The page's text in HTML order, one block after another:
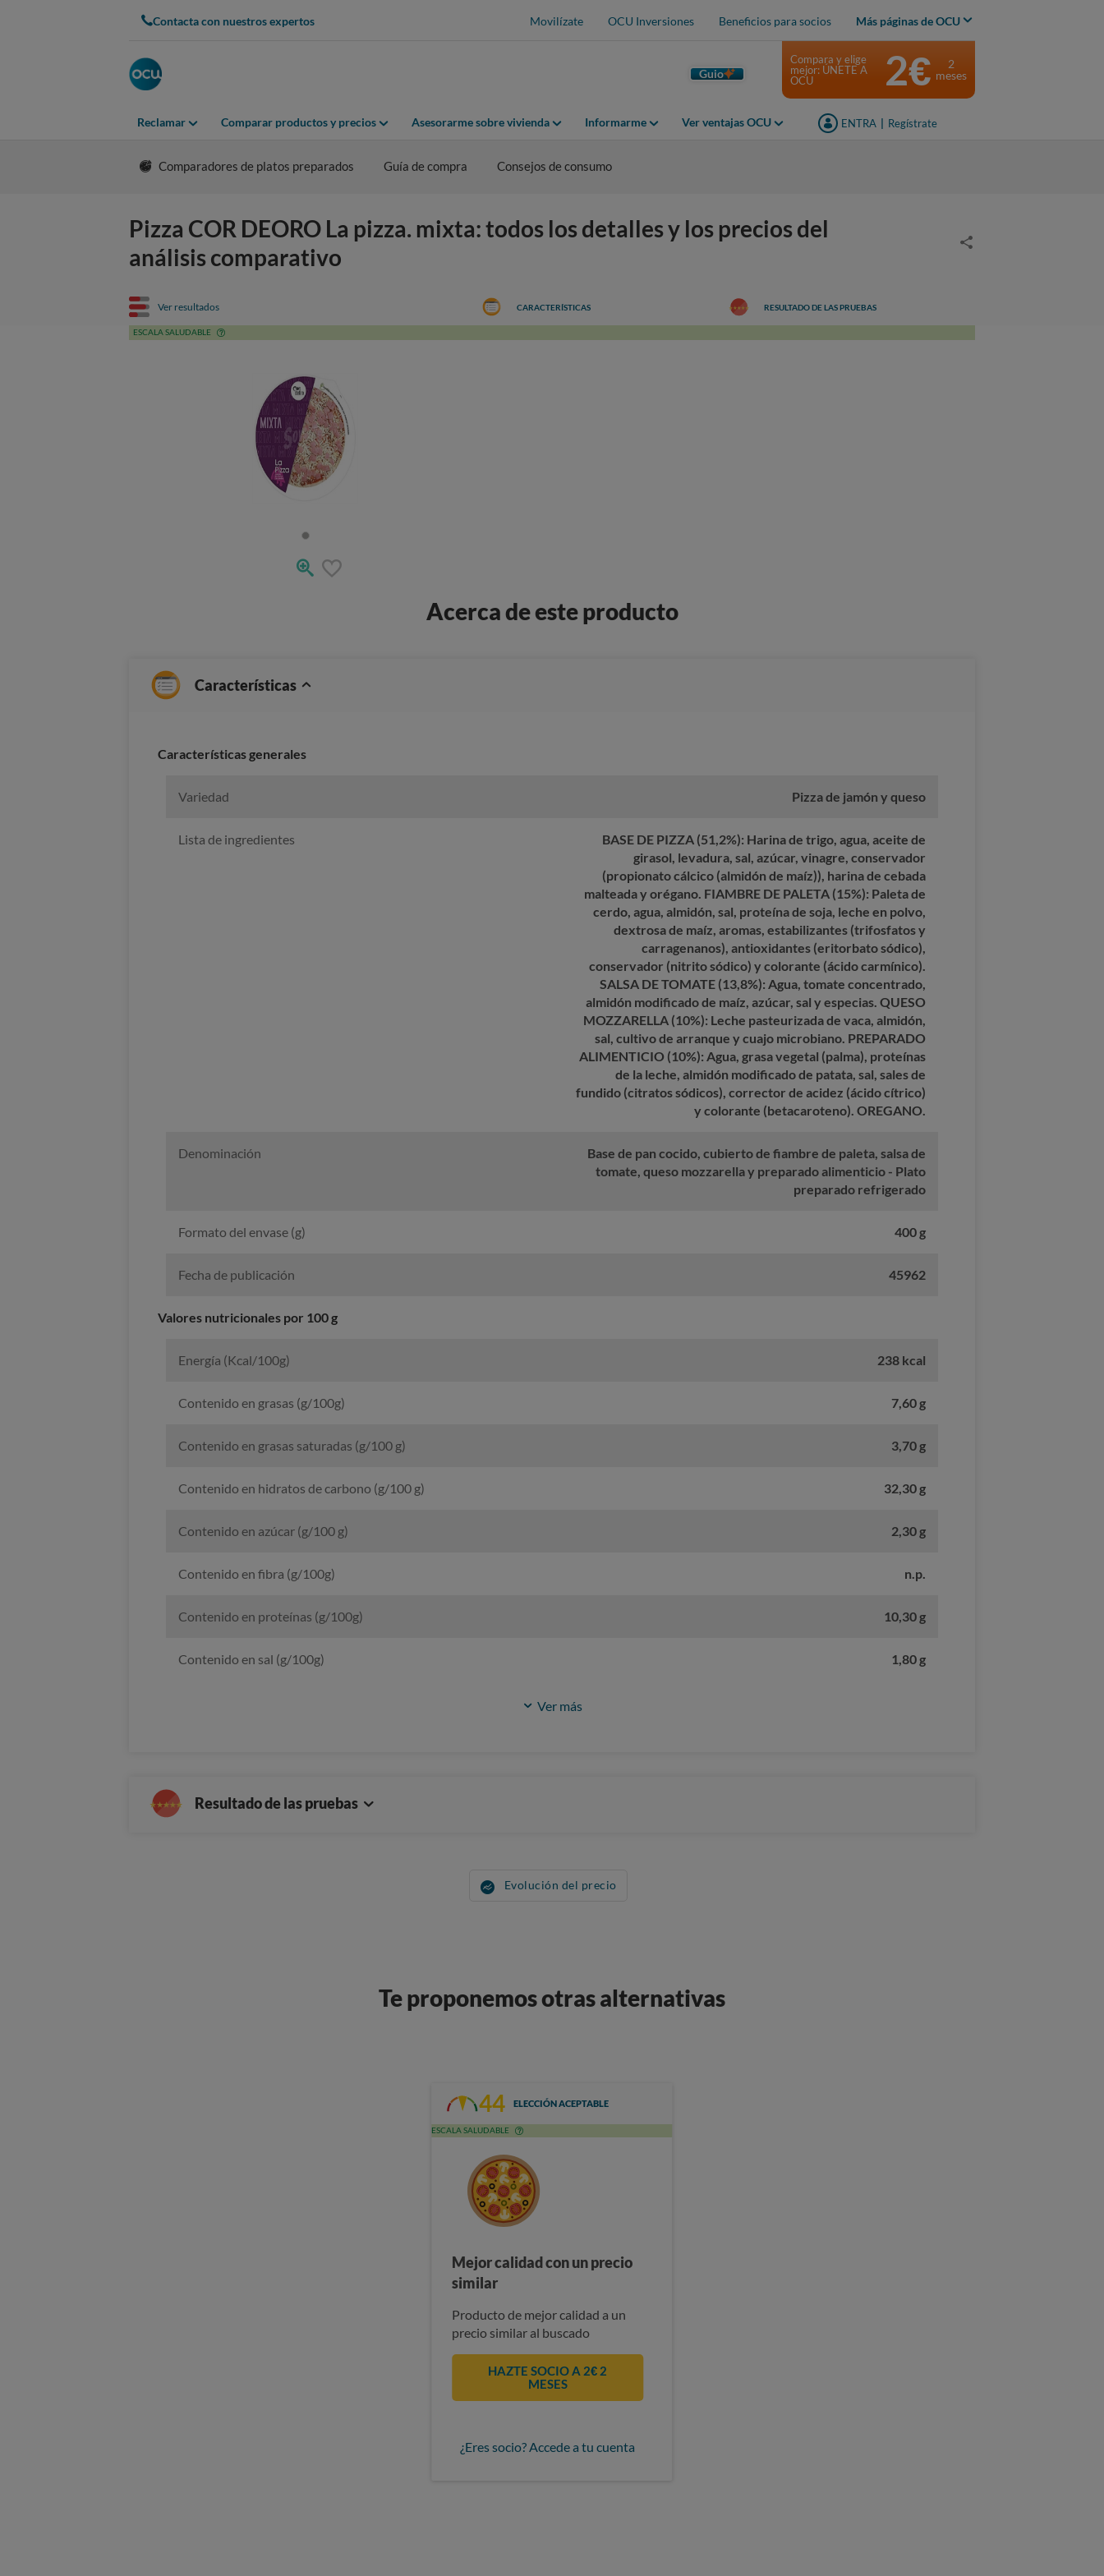
Contacta con nuestros expertos Movilízate OCU Inversiones Beneficios para socios Más páginas de OCU
Guio
Reclamar Comparar productos y precios Asesorarme sobre vivienda Informarme Ver ventajas OCU ENTRA Regístrate
Compara y elige
mejor: ÚNETE A
OCU
2€
2
meses
Comparadores de platos preparados Guía de compra Consejos de consumo
Pizza COR DEORO La pizza. mixta: todos los detalles y los precios del
análisis comparativo
Ver resultados
ESCALA SALUDABLE
CARACTERÍSTICAS RESULTADO DE LAS PRUEBAS
Acerca de este producto
Características
Características generales
Variedad Pizza de jamón y queso
Lista de ingredientes
BASE DE PIZZA (51,2%): Harina de trigo, agua, aceite de
girasol, levadura, sal, azúcar, vinagre, conservador
(propionato cálcico (almidón de maíz)), harina de cebada
malteada y orégano. FIAMBRE DE PALETA (15%): Paleta de
cerdo, agua, almidón, sal, proteína de soja, leche en polvo,
dextrosa de maíz, aromas, estabilizantes (trifosfatos y
carragenanos), antioxidantes (eritorbato sódico),
conservador (nitrito sódico) y colorante (ácido carmínico).
SALSA DE TOMATE (13,8%): Agua, tomate concentrado,
almidón modificado de maíz, azúcar, sal y especias. QUESO
MOZZARELLA (10%): Leche pasteurizada de vaca, almidón,
sal, cultivo de arranque y cuajo microbiano. PREPARADO
ALIMENTICIO (10%): Agua, grasa vegetal (palma), proteínas
de la leche, almidón modificado de patata, sal, sales de
fundido (citratos sódicos), corrector de acidez (ácido cítrico)
y colorante (betacaroteno). OREGANO.
Denominación
Base de pan cocido, cubierto de fiambre de paleta, salsa de
tomate, queso mozzarella y preparado alimenticio - Plato
preparado refrigerado
Formato del envase (g) 400 g
Fecha de publicación 45962
Valores nutricionales por 100 g
Energía (Kcal/100g) 238 kcal
Contenido en grasas (g/100g) 7,60 g
Contenido en grasas saturadas (g/100 g) 3,70 g
Contenido en hidratos de carbono (g/100 g) 32,30 g
Contenido en azúcar (g/100 g) 2,30 g
Contenido en fibra (g/100g) n.p.
Contenido en proteínas (g/100g) 10,30 g
Contenido en sal (g/100g) 1,80 g
Ver más
Resultado de las pruebas
Evolución del precio
Te proponemos otras alternativas
44 ELECCIÓN ACEPTABLE
ESCALA SALUDABLE
Mejor calidad con un precio
similar
Producto de mejor calidad a un
precio similar al buscado
HAZTE SOCIO A 2€ 2
MESES
¿Eres socio? Accede a tu cuenta